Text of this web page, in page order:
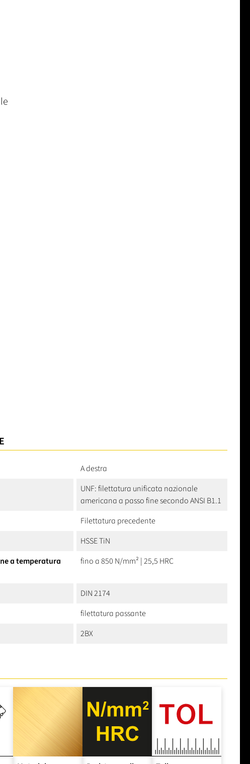
A destra
UNF: filettatura unificata nazionale
americana a passo fine secondo ANSI B1.1
Filettatura precedente
HSSE TiN
a temperatura
fino a 850 N/mm² | 25,5 HRC
DIN 2174
filettatura passante
2BX